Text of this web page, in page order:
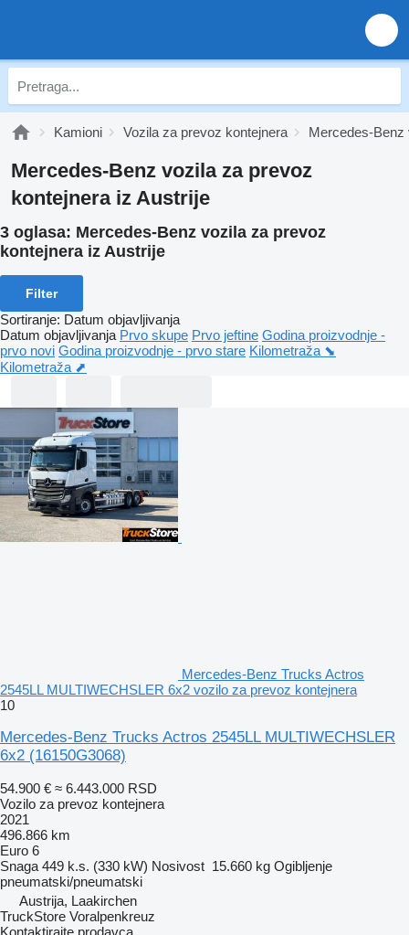
Kamioni Vozila za prevoz kontejnera Mercedes-Benz
Mercedes-Benz vozila za prevoz
kontejnera iz Austrije
3 oglasa: Mercedes-Benz vozila za prevoz
kontejnera iz Austrije
Filter
Sortiranje: Datum objavljivanja
Datum objavljivanja Prvo skupe Prvo jeftine Godina proizvodnje -
prvo novi Godina proizvodnje - prvo stare Kilometraža ⬊
Kilometraža ⬈
Mercedes-Benz Trucks Actros
2545LL MULTIWECHSLER 6x2 vozilo za prevoz kontejnera
10
Mercedes-Benz Trucks Actros 2545LL MULTIWECHSLER
6x2 (16150G3068)
54.900 € ≈ 6.443.000 RSD
Vozilo za prevoz kontejnera
2021
496.866 km
Euro 6
Snaga 449 k.s. (330 kW) Nosivost 15.660 kg Ogibljenje
pneumatski/pneumatski
Austrija, Laakirchen
TruckStore Voralpenkreuz
Kontaktirajte prodavca